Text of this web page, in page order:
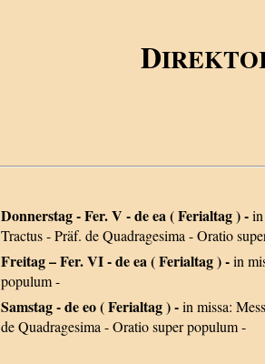
D
Donnerstag - Fer. V - de ea ( Ferialtag ) -
Tractus - Präf. de Quadragesima - Oratio
Freitag – Fer. VI - de ea ( Ferialtag ) -in
populum -
Samstag - de eo ( Ferialtag ) -in missa:
de Quadragesima - Oratio super populum -